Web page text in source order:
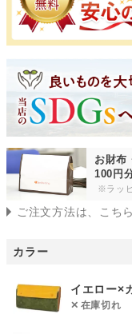
お財布
100円
※ラッ
ご注文方法は、こち
カラー
イエロー×
在庫切れ